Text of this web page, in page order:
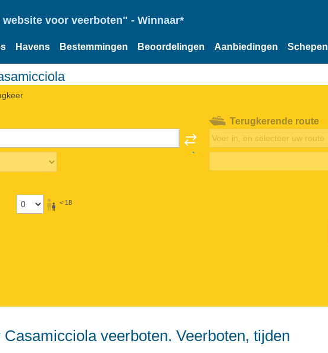
voor veerboten" - Winnaar*
Havens Bestemmingen Beoordelingen Aanbiedingen Schepen
< 18
Terugkerende route